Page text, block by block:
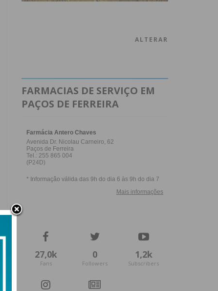
ALTERAR
FARMACIAS DE SERVIÇO EM
PAÇOS DE FERREIRA
27,0k
Fans
0
Followers
1,2k
Subscribers